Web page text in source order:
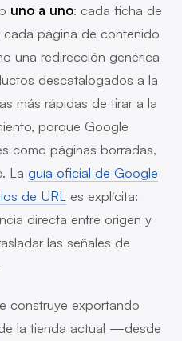
uno a uno: cada ficha de
página de contenido
una redirección genérica
descatalogados a la
más rápidas de tirar a la
porque Google
como páginas borradas,
La guía oficial de Google
de URL es explícita:
directa entre origen y
las señales de
construye exportando
la tienda actual —desde